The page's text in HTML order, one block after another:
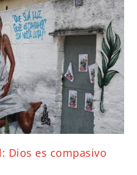
Dios es compasivo